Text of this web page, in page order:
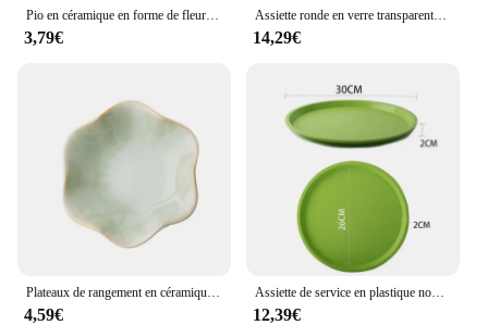
Pio en céramique en forme de fleur Brindisi, petite assiette en porcelaine, S/05 er, Mini Soy aissce assaisonnement, ustensiles de cuisine, fournitures de cuisine, 1 pièce
3,79€
Assiette ronde en verre transparente avec perles dorées, assiette à fruits, assiette à dessert, assiette de mariage, assiette de cuisson domestique, ustensiles de cuisine, nouveau
14,29€
Plateaux de rangement en céramique, vert, créatif, assiette à bijoux, décoration de bureau
4,59€
Assiette de service en plastique non ald, ronde, doublée, coordonnante, pour restaurant, café, boissons, plats de restauration rapide, outil de bar
12,39€